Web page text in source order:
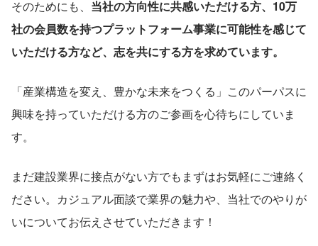
そのためにも、 当社の方向性に共感いただける方、10万
社の会員数を持つプラットフォーム事業に可能性を感じて
いただける方など、志を共にする方を求めています。
「産業構造を変え、豊かな未来をつくる」このパーパスに
興味を持っていただける方のご参画を心待ちにしていま
す。
まだ建設業界に接点がない方でもまずはお気軽にご連絡く
ださい。カジュアル面談で業界の魅力や、当社でのやりが
いについてお伝えさせていただきます！